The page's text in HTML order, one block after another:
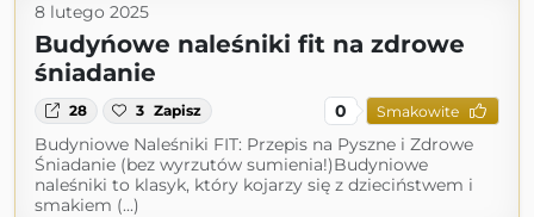
8 lutego 2025
Budyńowe naleśniki fit na zdrowe
śniadanie
28 3 Zapisz 0 Smakowite
Budyniowe Naleśniki FIT: Przepis na Pyszne i Zdrowe
Śniadanie (bez wyrzutów sumienia!)Budyniowe
naleśniki to klasyk, który kojarzy się z dzieciństwem i
smakiem (...)